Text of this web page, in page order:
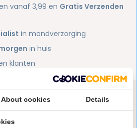
vanaf 3,99 en Gratis Verzenden
in mondverzorging
in huis
klanten
vraag over dit product?
je graag! Spreek ons aan
of stuur een e-mail.
About cookies Details